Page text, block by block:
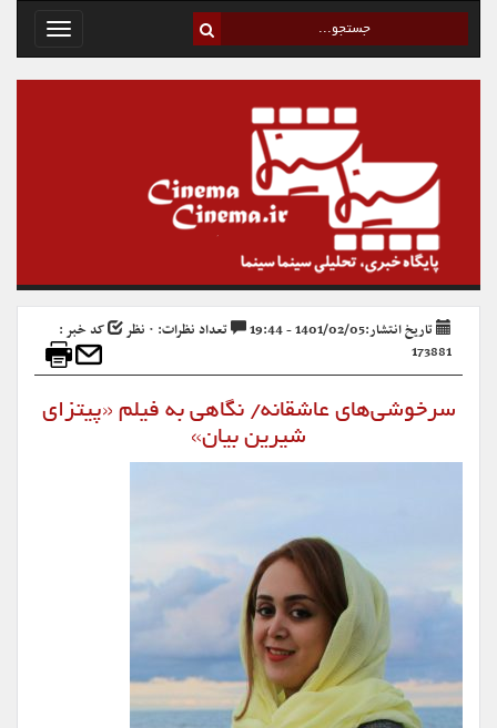
Toggle
تاریخ انتشار:1401/02/05 - 19:44 تعداد نظرات: ۰ نظر
کد خبر :
173881
سرخوشی‌های عاشقانه/ نگاهی به فیلم «پیتزای
شیرین بیان»